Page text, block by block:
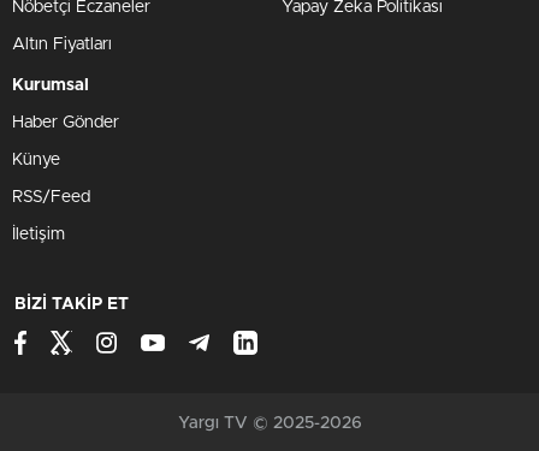
Nöbetçi Eczaneler
Altın Fiyatları
Yapay Zeka Politikası
Kurumsal
Haber Gönder
Künye
RSS/Feed
İletişim
BİZİ TAKİP ET
Yargı TV © 2025-2026